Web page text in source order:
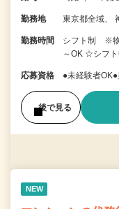
勤務地 東京都全域、
勤務時間
シフト制 ※物
～OK ☆シフ
応募資格 ●未経験者
後で見る
NEW